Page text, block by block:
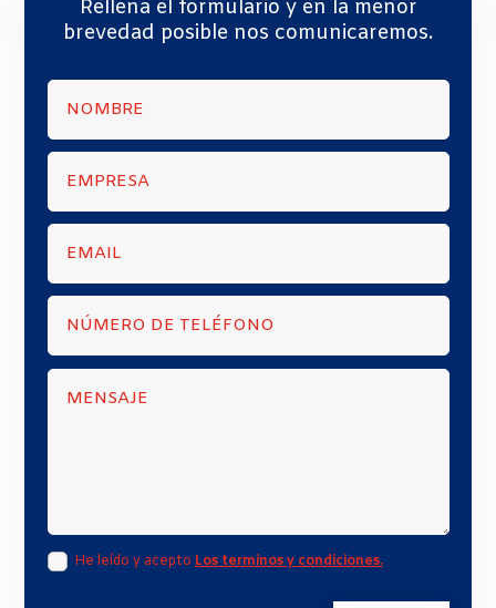
Rellena el formulario y en la menor
brevedad posible nos comunicaremos.
He leído y acepto Los terminos y condiciones.